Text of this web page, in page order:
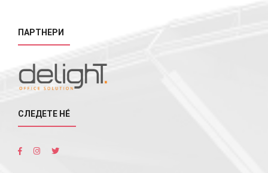
ПАРТНЕРИ
СЛЕДЕТЕ НÉ